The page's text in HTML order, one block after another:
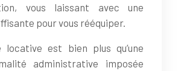
vous laissant avec une
pour vous rééquiper.
locative est bien plus qu’une
administrative imposée